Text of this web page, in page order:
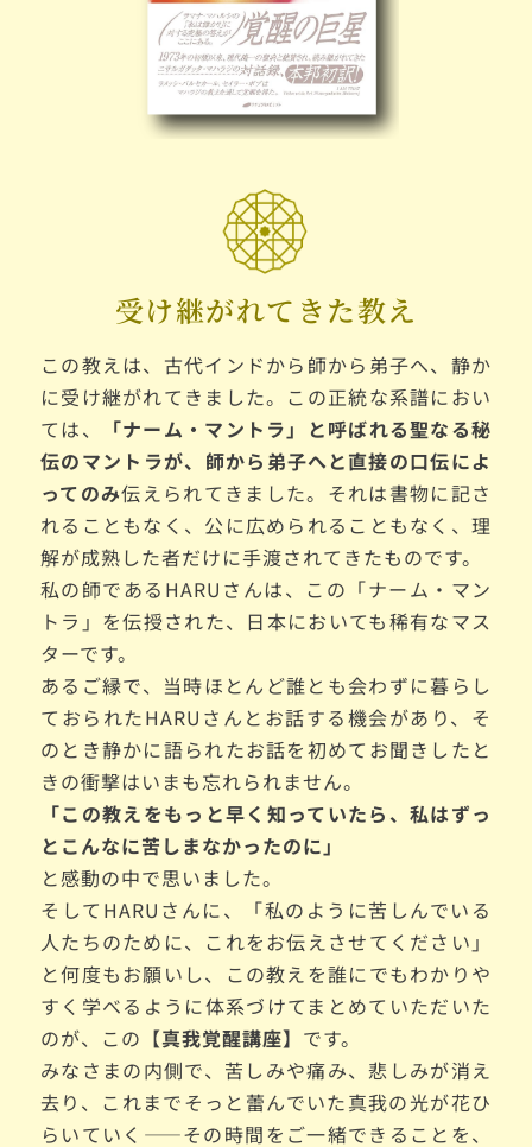
受け継がれてきた教え
この教えは、古代インドから師から弟子へ、静か
に受け継がれてきました。この正統な系譜におい
ては、
「ナーム・マントラ」と呼ばれる聖なる秘
伝のマントラが、師から弟子へと直接の口伝によ
ってのみ伝えられてきました。それは書物に記さ
れることもなく、公に広められることもなく、理
解が成熟した者だけに手渡されてきたものです。
私の師であるHARUさんは、この「ナーム・マン
トラ」を伝授された、日本においても稀有なマス
ターです。
あるご縁で、当時ほとんど誰とも会わずに暮らし
ておられたHARUさんとお話する機会があり、そ
のとき静かに語られたお話を初めてお聞きしたと
きの衝撃はいまも忘れられません。
「この教えをもっと早く知っていたら、私はずっ
とこんなに苦しまなかったのに」
と感動の中で思いました。
そしてHARUさんに、「私のように苦しんでいる
人たちのために、これをお伝えさせてください」
と何度もお願いし、この教えを誰にでもわかりや
すく学べるように体系づけてまとめて いただいた
のが、 この【真我覚醒講座】 です。
みなさまの内側で、苦しみや痛み、悲しみが消え
去り、これまでそっと蕾んでいた真我の光が花ひ
らいていく——その時間をご一緒できることを、